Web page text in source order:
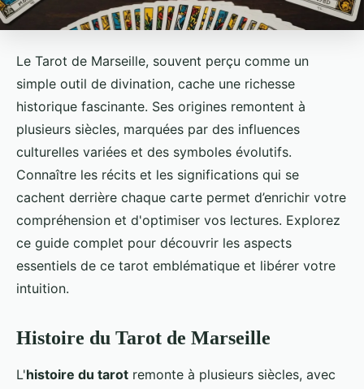
Le Tarot de Marseille, souvent perçu comme un
simple outil de divination, cache une richesse
historique fascinante. Ses origines remontent à
plusieurs siècles, marquées par des influences
culturelles variées et des symboles évolutifs.
Connaître les récits et les significations qui se
cachent derrière chaque carte permet d’enrichir votre
compréhension et d'optimiser vos lectures. Explorez
ce guide complet pour découvrir les aspects
essentiels de ce tarot emblématique et libérer votre
intuition.
Histoire du Tarot de Marseille
L'histoire du tarot remonte à plusieurs siècles, avec